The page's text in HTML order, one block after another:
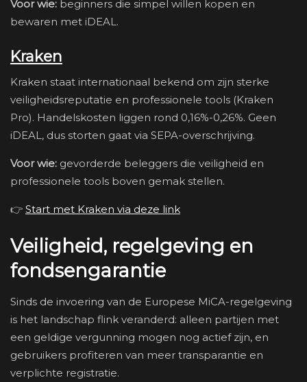
Voor wie: beginners die simpel willen kopen en
bewaren met iDEAL.
Kraken
Kraken staat internationaal bekend om zijn sterke
veiligheidsreputatie en professionele tools (Kraken
Pro). Handelskosten liggen rond 0,16%-0,26%. Geen
iDEAL, dus storten gaat via SEPA-overschrijving.
Voor wie: gevorderde beleggers die veiligheid en
professionele tools boven gemak stellen.
👉 Start met Kraken via deze link
Veiligheid, regelgeving en
fondsengarantie
Sinds de invoering van de Europese MiCA-regelgeving
is het landschap flink veranderd: alleen partijen met
een geldige vergunning mogen nog actief zijn, en
gebruikers profiteren van meer transparantie en
verplichte registratie.